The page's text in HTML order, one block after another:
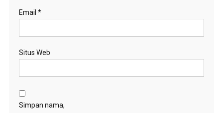
Email *
Situs Web
Simpan nama,